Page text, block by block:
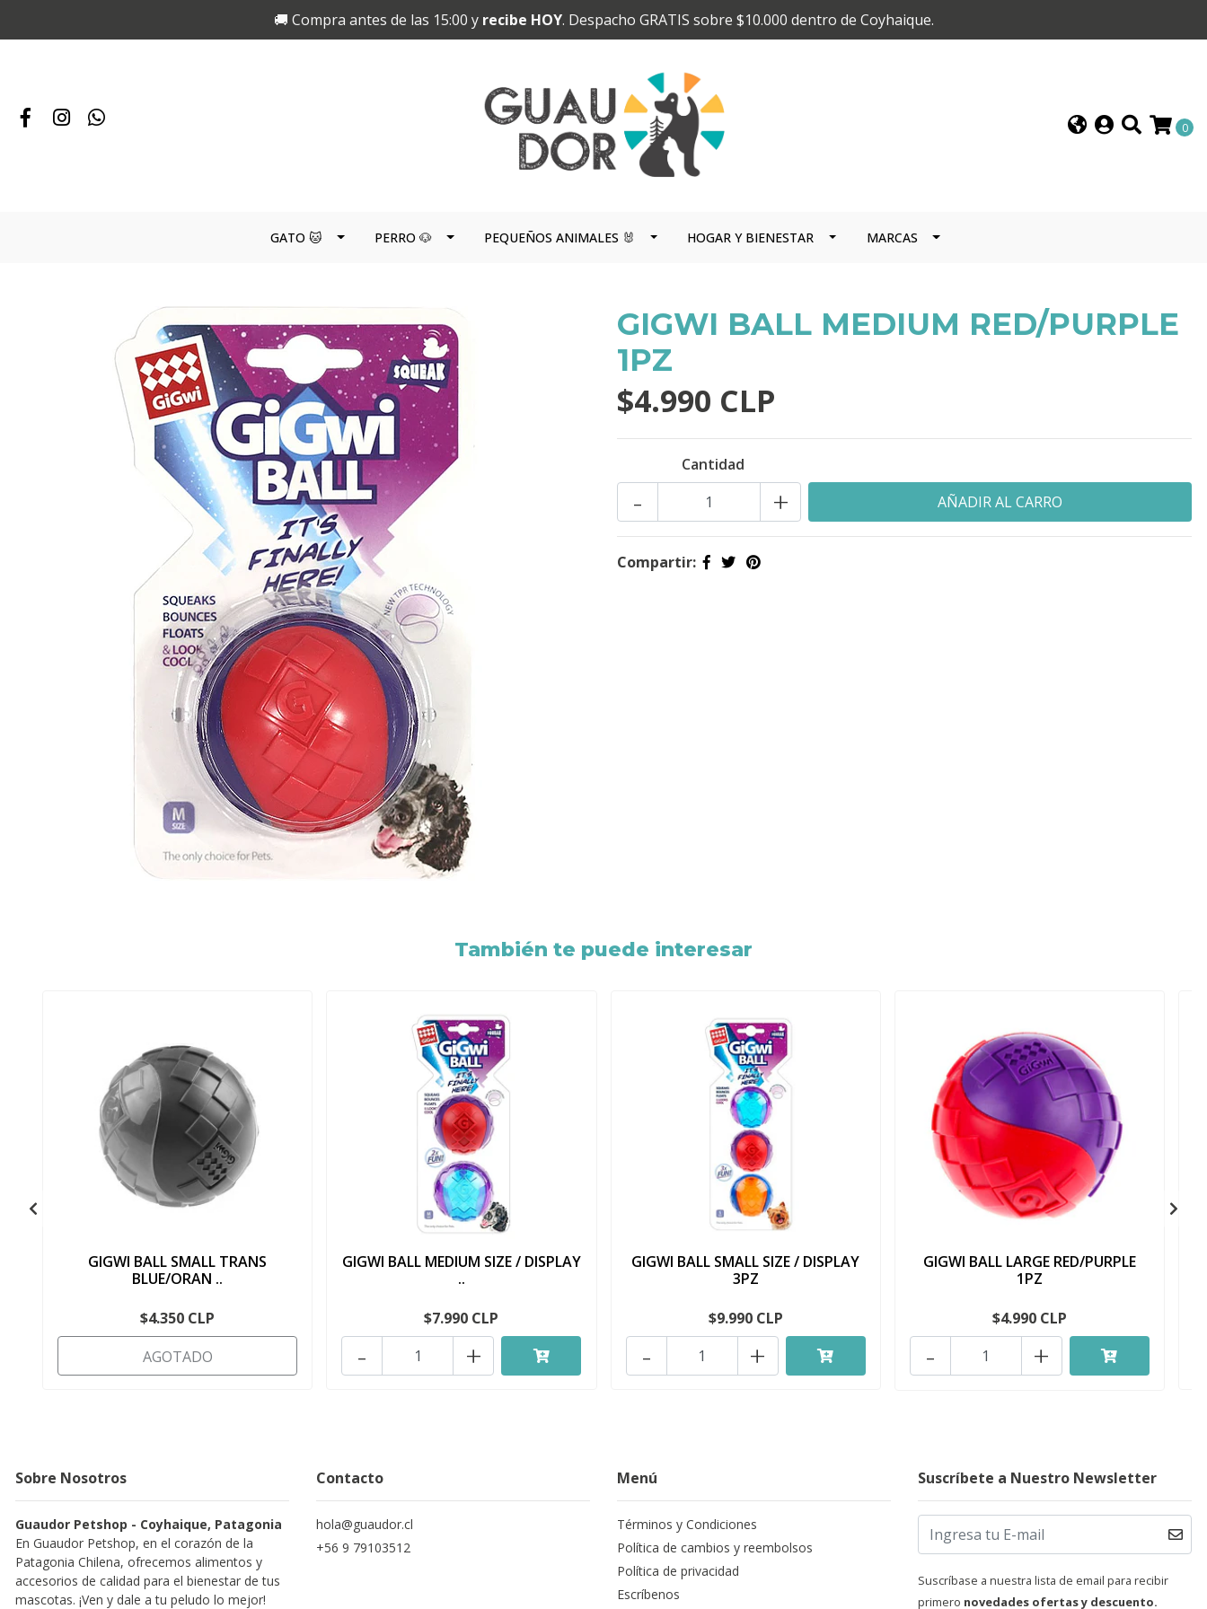
🚚 Compra antes de las 15:00 y recibe HOY. Despacho GRATIS sobre $10.000 dentro de Coyhaique.
0
GATO 🐱 PERRO 🐶 PEQUEÑOS ANIMALES 🐰 HOGAR Y BIENESTAR MARCAS
GIGWI BALL MEDIUM RED/PURPLE
1PZ
$4.990 CLP
Cantidad
+
-
Compartir:
También te puede interesar
GIGWI BALL SMALL TRANS
BLUE/ORAN ..
$4.350 CLP
AGOTADO
GIGWI BALL MEDIUM SIZE / DISPLAY
..
$7.990 CLP
+
-
GIGWI BALL SMALL SIZE / DISPLAY
3PZ
$9.990 CLP
+
-
GIGWI BALL LARGE RED/PURPLE
1PZ
$4.990 CLP
+
-
Sobre Nosotros
Guaudor Petshop - Coyhaique, Patagonia
En Guaudor Petshop, en el corazón de la
Patagonia Chilena, ofrecemos alimentos y
accesorios de calidad para el bienestar de tus
mascotas. ¡Ven y dale a tu peludo lo mejor!
Contacto
hola@guaudor.cl
+56 9 79103512
Menú
Términos y Condiciones
Política de cambios y reembolsos
Política de privacidad
Escríbenos
Suscríbete a Nuestro Newsletter
Suscríbase a nuestra lista de email para recibir
primero novedades ofertas y descuento.